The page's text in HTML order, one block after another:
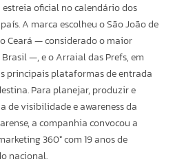
oficial no calendário dos
A marca escolheu o São João de
Ceará — considerado o maior
—, e o Arraial das Prefs, em
principais plataformas de entrada
Para planejar, produzir e
de visibilidade e awareness da
a companhia convocou a
360° com 19 anos de
nacional.